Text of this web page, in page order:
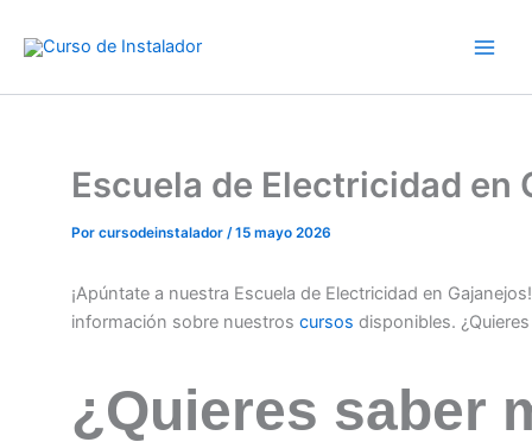
Escuela de Electricidad en
Por cursodeinstalador /15 mayo 2026
¡Apúntate a nuestra Escuela de Electricidad en
información sobre nuestros cursos disponibles.
¿Quieres saber